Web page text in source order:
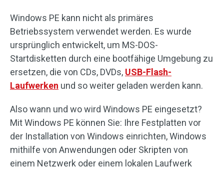
Windows PE kann nicht als primäres
Betriebssystem verwendet werden. Es wurde
ursprünglich entwickelt, um MS-DOS-
Startdisketten durch eine bootfähige Umgebung zu
ersetzen, die von CDs, DVDs, USB-Flash-
Laufwerken und so weiter geladen werden kann.
Also wann und wo wird Windows PE eingesetzt?
Mit Windows PE können Sie: Ihre Festplatten vor
der Installation von Windows einrichten, Windows
mithilfe von Anwendungen oder Skripten von
einem Netzwerk oder einem lokalen Laufwerk